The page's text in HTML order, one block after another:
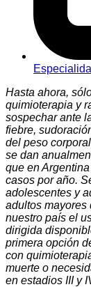
Hasta ahora,
quimioterapia y
sospechar ante
fiebre,
del peso
se dan
que en
casos por año.
adolescentes y
adultos mayores
nuestro país el
dirigida
primera opción
con
muerte o
en estadios III y